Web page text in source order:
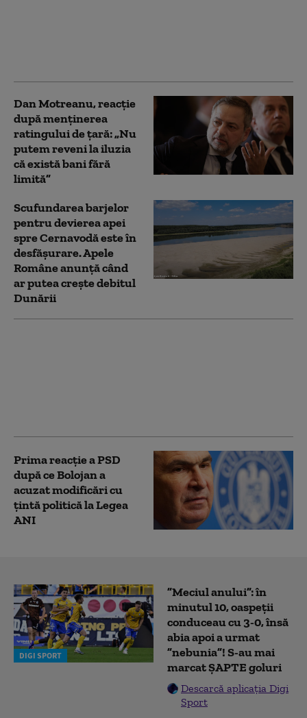
Dan Motreanu, reacție
după menținerea
ratingului de țară: „Nu
putem reveni la iluzia
că există bani fără
limită”
Scufundarea barjelor
pentru devierea apei
spre Cernavodă este în
desfășurare. Apele
Române anunță când
ar putea crește debitul
Dunării
Prima reacție a PSD
după ce Bolojan a
acuzat modificări cu
țintă politică la Legea
ANI
DIGI SPORT
”Meciul anului”: în
minutul 10, oaspeții
conduceau cu 3-0, însă
abia apoi a urmat
”nebunia”! S-au mai
marcat ȘAPTE goluri
Descarcă aplicația Digi
Sport